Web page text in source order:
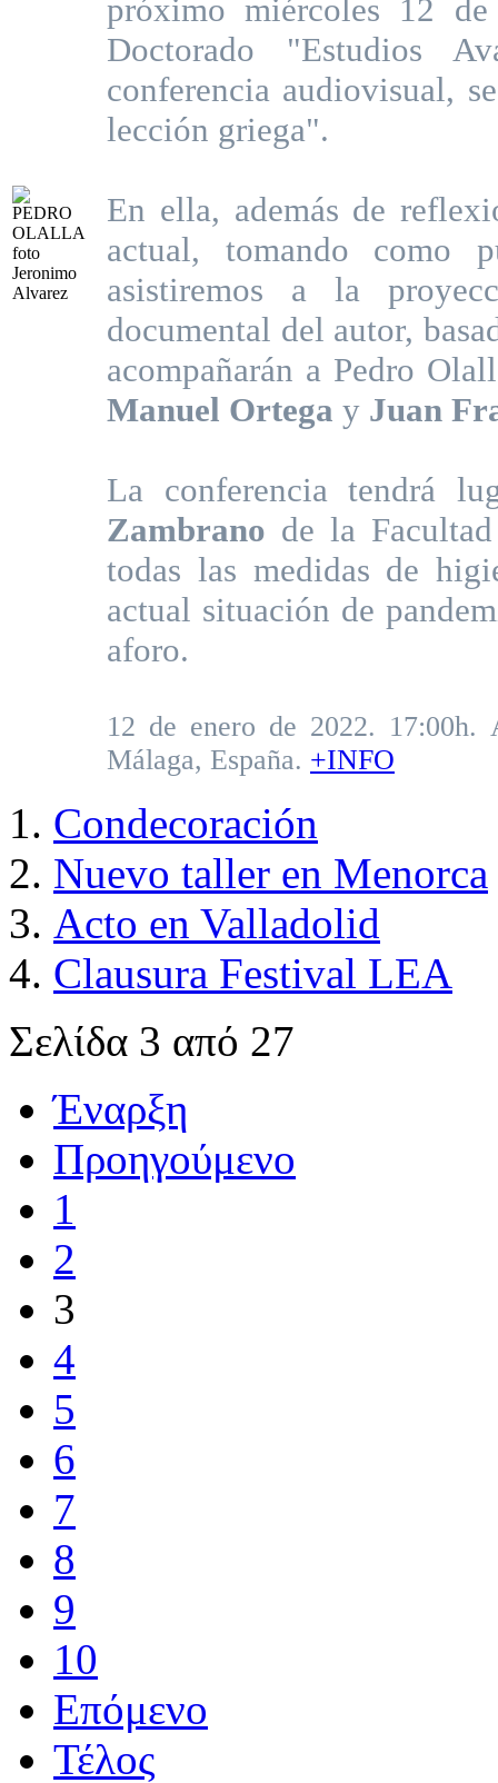
próximo miércoles 12
Doctorado "Estudios
conferencia audiovisual,
lección griega".
En ella, además de
actual, tomando como
asistiremos a la
documental del autor,
acompañarán a Pedro
Manuel Ortega y Juan
La conferencia tendrá
Zambrano de la
todas las medidas de
actual situación de
aforo.
12 de enero de 2022. 17:00h.
Málaga, España. +INFO
Condecoración
Nuevo taller en Menorca
Acto en Valladolid
Clausura Festival LEA
Σελίδα 3 από 27
Έναρξη
Προηγούμενο
1
2
3
4
5
6
7
8
9
10
Επόμενο
Τέλος